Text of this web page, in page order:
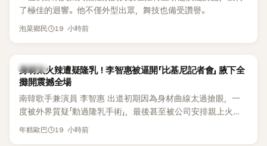
了極佳的迴響。他不僅外型出眾，舞技也備受讚譽。
泡菜鄉民 19 小時前
K-POP
身材太火辣遭疑隆乳！李智惠被逼開「比基尼記者會」 腋下全
攤開震撼全場
南韓歌手兼演員 李智惠 出道初期因為身材曲線太過搶眼，一
度被外界質疑「動過隆乳手術」，最後甚至被公司安排親上火
線，召開前所未見的「泳裝記者會」澄清。這場記者會後來還被
年糕歐巴 19 小時前